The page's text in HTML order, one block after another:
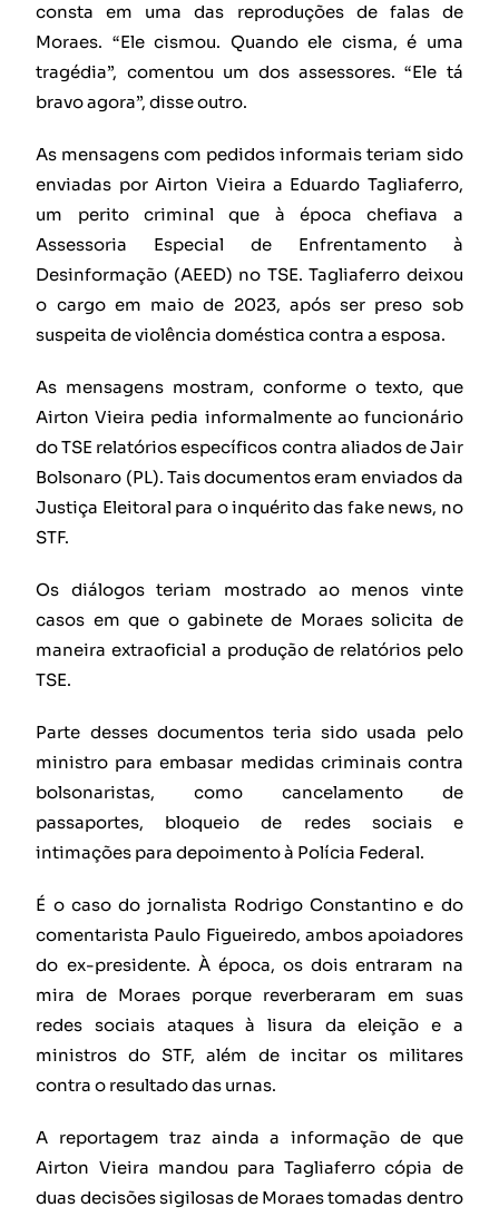
consta em uma das reproduções de falas de
Moraes. “Ele cismou. Quando ele cisma, é uma
tragédia”, comentou um dos assessores. “Ele tá
bravo agora”, disse outro.
As mensagens com pedidos informais teriam sido
enviadas por Airton Vieira a Eduardo Tagliaferro,
um perito criminal que à época chefiava a
Assessoria Especial de Enfrentamento à
Desinformação (AEED) no TSE. Tagliaferro deixou
o cargo em maio de 2023, após ser preso sob
suspeita de violência doméstica contra a esposa.
As mensagens mostram, conforme o texto, que
Airton Vieira pedia informalmente ao funcionário
do TSE relatórios específicos contra aliados de Jair
Bolsonaro (PL). Tais documentos eram enviados da
Justiça Eleitoral para o inquérito das fake news, no
STF.
Os diálogos teriam mostrado ao menos vinte
casos em que o gabinete de Moraes solicita de
maneira extraoficial a produção de relatórios pelo
TSE.
Parte desses documentos teria sido usada pelo
ministro para embasar medidas criminais contra
bolsonaristas, como cancelamento de
passaportes, bloqueio de redes sociais e
intimações para depoimento à Polícia Federal.
É o caso do jornalista Rodrigo Constantino e do
comentarista Paulo Figueiredo, ambos apoiadores
do ex-presidente. À época, os dois entraram na
mira de Moraes porque reverberaram em suas
redes sociais ataques à lisura da eleição e a
ministros do STF, além de incitar os militares
contra o resultado das urnas.
A reportagem traz ainda a informação de que
Airton Vieira mandou para Tagliaferro cópia de
duas decisões sigilosas de Moraes tomadas dentro